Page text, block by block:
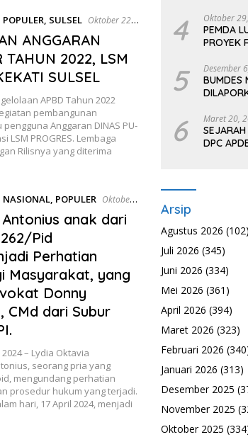
POPULER, SULSEL Oktober 22,
ANGGARAN
TAHUN 2022, LSM
SULSEL
APBD Tahun 2022
pembangunan
Anggaran DINAS PU-
LSM PROGRES. Lembaga
Rilisnya yang diterima
NASIONAL, POPULER Oktober
anak dari
Pid
Perhatian
Masyarakat, yang
Donny
CMd dari Subur
– Lydia Oktavia
seorang pria yang
mengundang perhatian
prosedur hukum yang terjadi.
hari, 17 April 2024, menjadi
TOMONI
4 Oktober
PEMDA
PROYEK
5 Desember
BUMDES
6 Maret 20,
DPC
Arsip
Agustus 2026 (102)
Juli 2026 (345)
Juni 2026 (334)
Mei 2026 (361)
April 2026 (394)
Maret 2026 (323)
Februari 2026
Januari 2026 (313)
Desember 2025
November 2025
Oktober 2025